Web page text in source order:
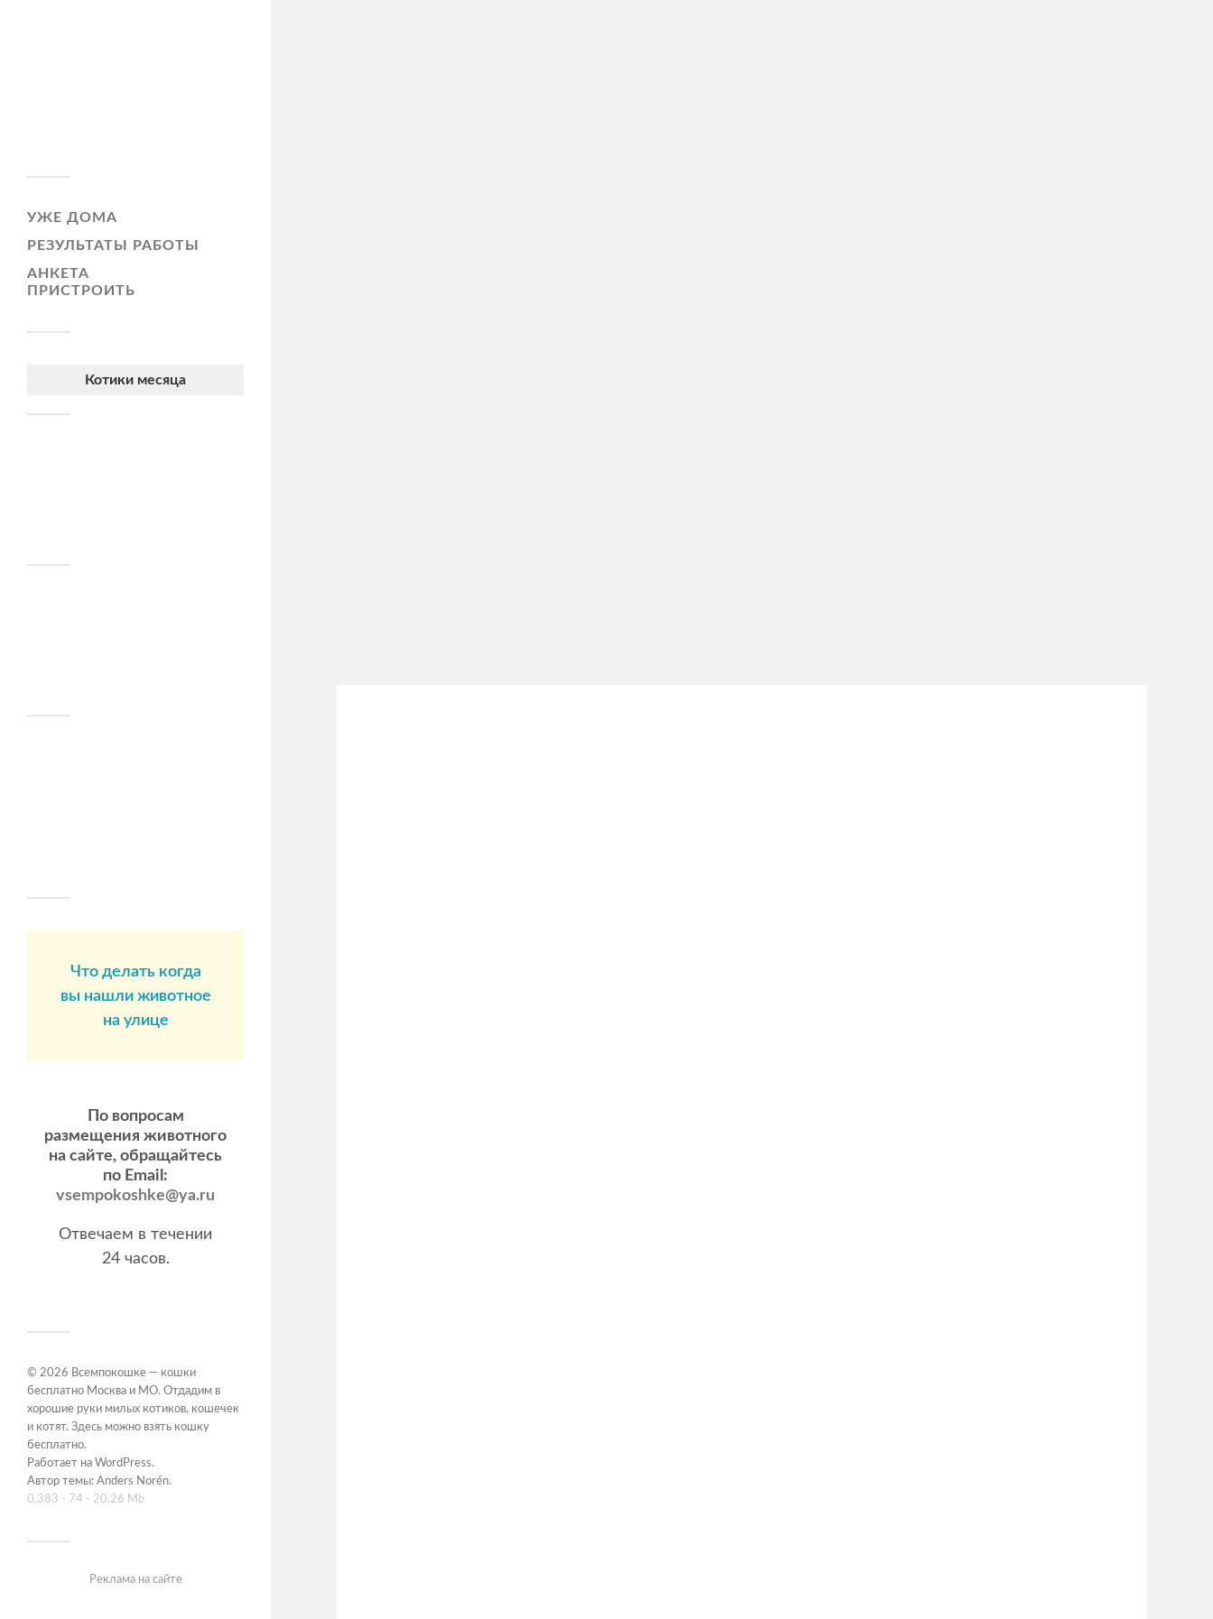
УЖЕ ДОМА
РЕЗУЛЬТАТЫ РАБОТЫ
АНКЕТА
ПРИСТРОИТЬ
Котики месяца
Что делать когда
вы нашли животное
на улице
По вопросам
размещения животного
на сайте, обращайтесь
по Email:
vsempokoshke@ya.ru
Отвечаем в течении
24 часов.
© 2026 Всемпокошке — кошки
бесплатно Москва и МО. Отдадим в
хорошие руки милых котиков, кошечек
и котят. Здесь можно взять кошку
бесплатно.
Работает на WordPress.
Автор темы: Anders Norén.
0,383 - 74 - 20.26 Mb
Реклама на сайте